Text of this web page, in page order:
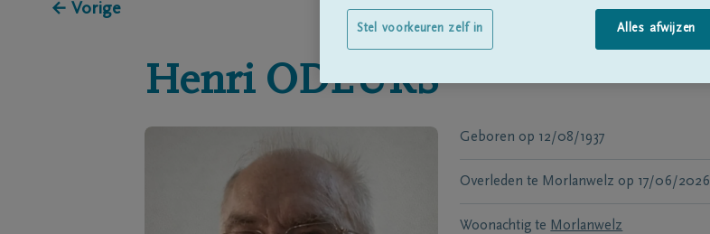
← Vorige
Henri ODEURS
Geboren op 12/08/1937
Overleden te Morlanwelz op 17/06/2026
Woonachtig te Morlanwelz
Alles afwijzen
Stel voorkeuren zelf in